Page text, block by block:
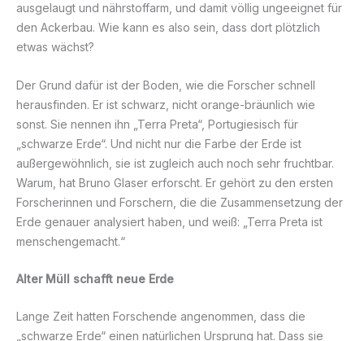
ausgelaugt und nährstoffarm, und damit völlig ungeeignet für
den Ackerbau. Wie kann es also sein, dass dort plötzlich
etwas wächst?
Der Grund dafür ist der Boden, wie die Forscher schnell
herausfinden. Er ist schwarz, nicht orange-bräunlich wie
sonst. Sie nennen ihn „Terra Preta“, Portugiesisch für
„schwarze Erde“. Und nicht nur die Farbe der Erde ist
außergewöhnlich, sie ist zugleich auch noch sehr fruchtbar.
Warum, hat Bruno Glaser erforscht. Er gehört zu den ersten
Forscherinnen und Forschern, die die Zusammensetzung der
Erde genauer analysiert haben, und weiß: „Terra Preta ist
menschengemacht.“
Alter Müll schafft neue Erde
Lange Zeit hatten Forschende angenommen, dass die
„schwarze Erde“ einen natürlichen Ursprung hat. Dass sie